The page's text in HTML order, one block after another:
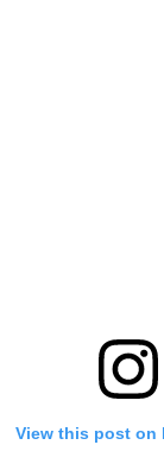
View this post on